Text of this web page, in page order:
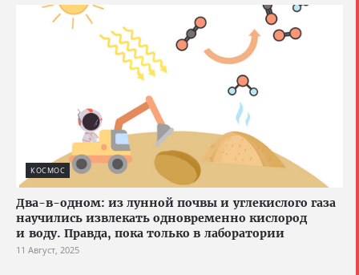
КОСМОС
Два-в-одном: из лунной почвы и углекислого газа
научились извлекать одновременно кислород
и воду. Правда, пока только в лаборатории
11 Август, 2025